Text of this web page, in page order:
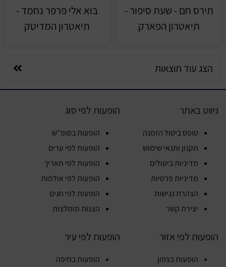
תירס חם - שעת סיפור -
תיאטרון הפארק
בוא אלי פרפר נחמד -
תיאטרון המדיטק
הצג עוד תוצאות
ניווט באתר
טופס ביטול הזמנה
תקנון ותנאי שימוש
מדיניות ביטולים
מדיניות פרטיות
הצהרת נגישות
יצירת קשר
הופעות לפי סוג
הופעות בסופ"ש
הופעות לפי ערים
הופעות לפי תאריך
הופעות לפי אולמות
הופעות לפי חגים
הצגות מומלצות
הופעות לפי אזור
הופעות בצפון
הופעות לפי עיר
הופעות בחיפה